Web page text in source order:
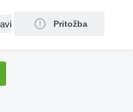
Pritožba